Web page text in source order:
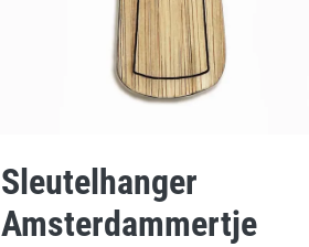
Sleutelhanger
Amsterdammertje